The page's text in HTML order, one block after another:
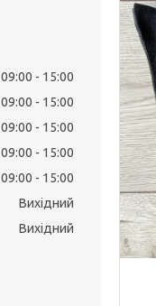
09:00
15:00
09:00
15:00
09:00
15:00
09:00
15:00
09:00
15:00
Вихідний
Вихідний